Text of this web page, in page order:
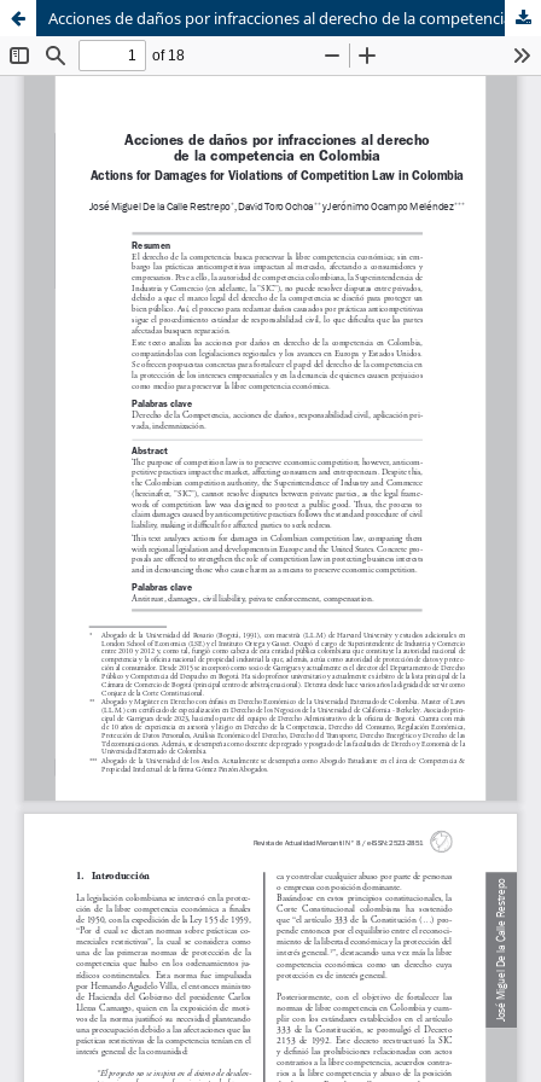
Sistema de
Bibliotecas
Equipo de
Derecho Mercantil
Acciones de daños por infracciones al derecho de la competencia en Colombia